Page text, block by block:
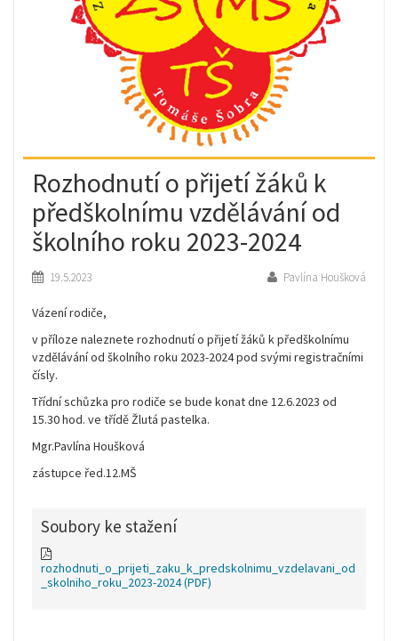
Rozhodnutí o přijetí žáků k
předškolnímu vzdělávání od
školního roku 2023-2024
Pavlína Houšková
19.5.2023
Vázení rodiče,
v příloze naleznete rozhodnutí o přijetí žáků k předškolnímu
vzdělávání od školního roku 2023-2024 pod svými registračními
čísly.
Třídní schůzka pro rodiče se bude konat dne 12.6.2023 od
15.30 hod. ve třídě Žlutá pastelka.
Mgr.Pavlína Houšková
zástupce řed.12.MŠ
Soubory ke stažení
rozhodnuti_o_prijeti_zaku_k_predskolnimu_vzdelavani_od
_skolniho_roku_2023-2024(PDF)